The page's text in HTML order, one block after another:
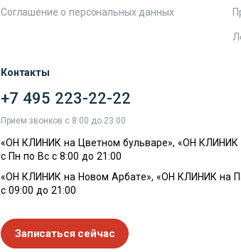
Соглашение о персональных данных
Контакты
+7 495 223-22-22
Прием звонков с 8:00 до 23:00
«ОН КЛИНИК на Цветном бульваре», «ОН КЛИНИК
с Пн по Вс с 8:00 до 21:00
«ОН КЛИНИК на Новом Арбате», «ОН КЛИНИК на
с 09:00 до 21:00
Записаться сейчас